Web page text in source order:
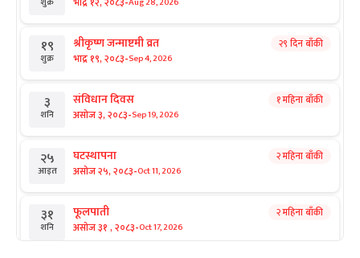
१९
शुक्र
श्रीकृष्ण जन्माष्टमी व्रत
भाद्र १९, २०८३-Sep 4, 2026
२९ दिन बाँकी
३
शनि
संविधान दिवस
असोज ३, २०८३-Sep 19, 2026
१ महिना बाँकी
२५
आइत
घटस्थापना
असोज २५, २०८३-Oct 11, 2026
२ महिना बाँकी
३१
शनि
फूलपाती
असोज ३१ , २०८३-Oct 17, 2026
२ महिना बाँकी